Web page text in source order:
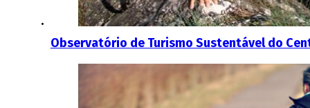
Observatório de Turismo Sustentável do